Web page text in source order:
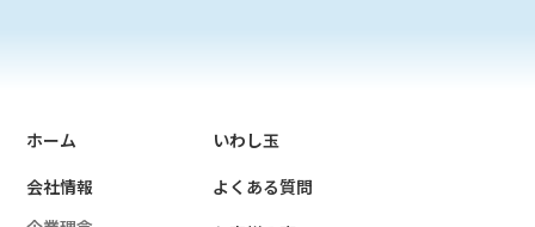
ホーム
会社情報
いわし玉
よくある質問